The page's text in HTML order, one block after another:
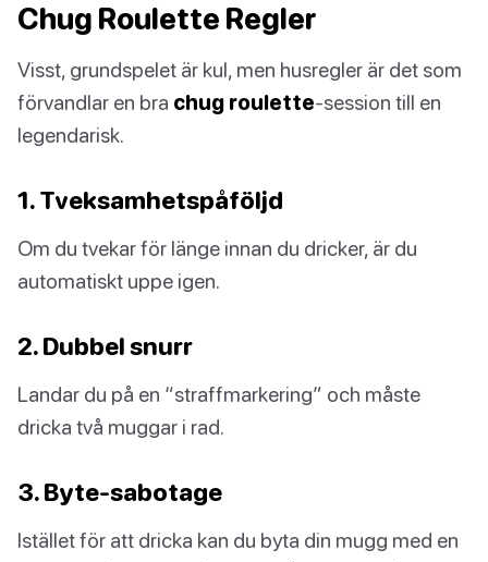
Chug Roulette Regler
Visst, grundspelet är kul, men husregler är det som
förvandlar en bra chug roulette-session till en
legendarisk.
1. Tveksamhetspåföljd
Om du tvekar för länge innan du dricker, är du
automatiskt uppe igen.
2. Dubbel snurr
Landar du på en “straffmarkering” och måste
dricka två muggar i rad.
3. Byte-sabotage
Istället för att dricka kan du byta din mugg med en